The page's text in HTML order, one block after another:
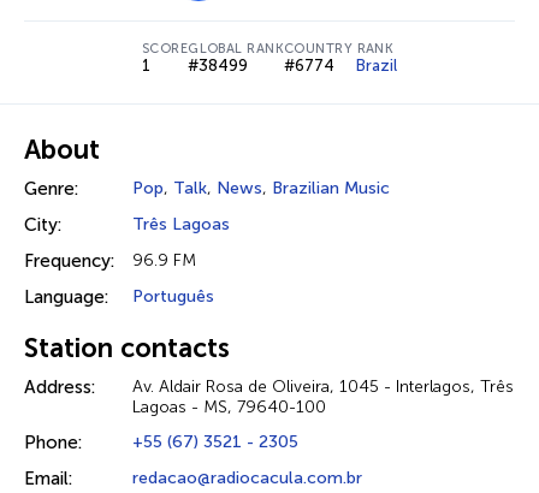
SCORE
1
GLOBAL RANK
#38499
COUNTRY RANK
#6774 Brazil
About
Genre: Pop, Talk, News, Brazilian Music
City: Três Lagoas
Frequency: 96.9 FM
Language: Português
Station contacts
Address:
Av. Aldair Rosa de Oliveira, 1045 - Interlagos, Três
Lagoas - MS, 79640-100
Phone: +55 (67) 3521 - 2305
Email: redacao@radiocacula.com.br